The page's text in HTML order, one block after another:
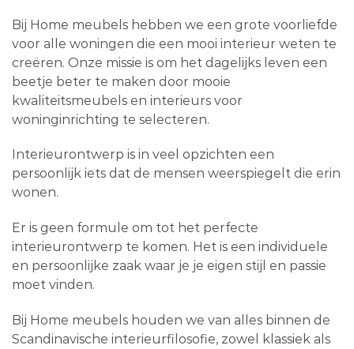
Bij Home meubels hebben we een grote voorliefde
voor alle woningen die een mooi interieur weten te
creëren. Onze missie is om het dagelijks leven een
beetje beter te maken door mooie
kwaliteitsmeubels en interieurs voor
woninginrichting te selecteren.
Interieurontwerp is in veel opzichten een
persoonlijk iets dat de mensen weerspiegelt die erin
wonen.
Er is geen formule om tot het perfecte
interieurontwerp te komen. Het is een individuele
en persoonlijke zaak waar je je eigen stijl en passie
moet vinden.
Bij Home meubels houden we van alles binnen de
Scandinavische interieurfilosofie, zowel klassiek als